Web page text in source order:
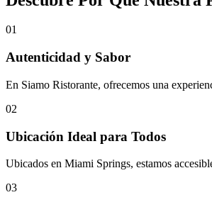
01
Autenticidad y Sabor
En Siamo Ristorante, ofrecemos una
02
Ubicación Ideal para Todos
Ubicados en Miami Springs, estamos
03